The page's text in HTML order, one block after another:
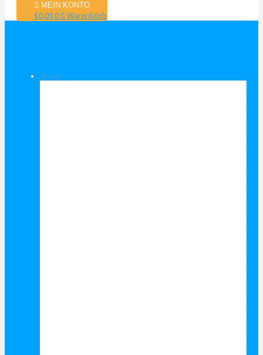
MEIN KONTO
€0,000 Warenkorb
Shop